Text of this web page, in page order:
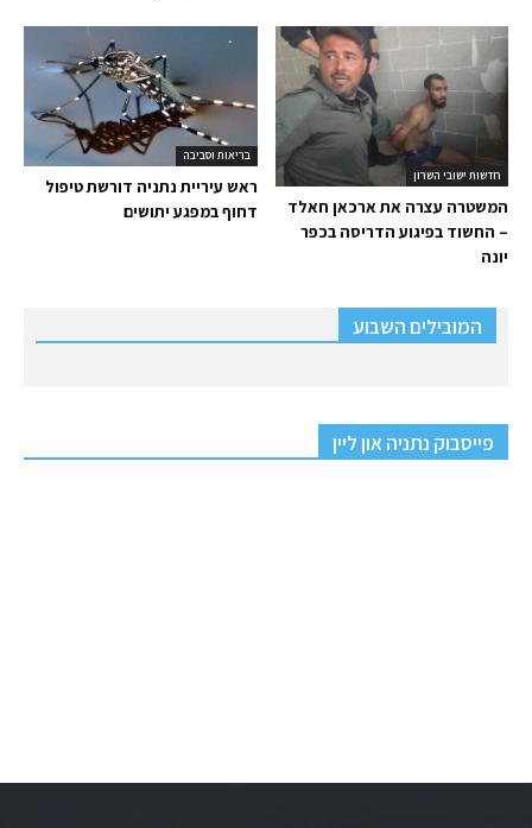
בריאות וסביבה
ראש עיריית נתניה דורשת טיפול
דחוף במפגע יתושים
חדשות ישובי השרון
המשטרה עצרה את ארכאן חאלד
– החשוד בפיגוע הדריסה בכפר
יונה
המובילים השבוע
פייסבוק נתניה און ליין